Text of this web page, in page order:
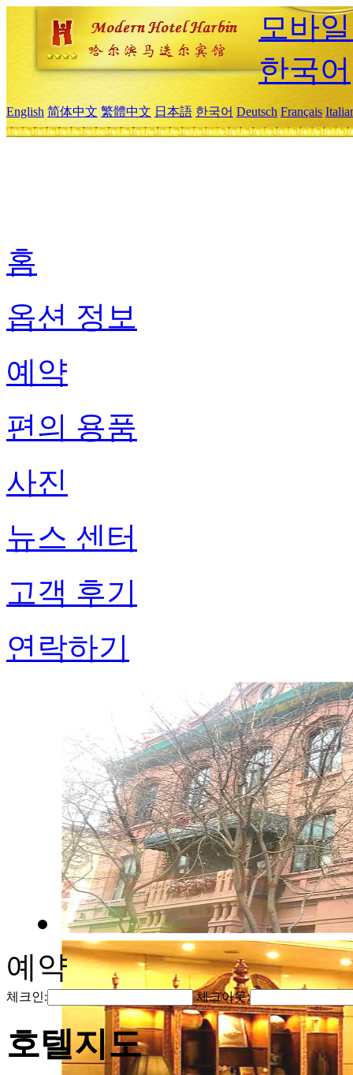
모바
한국어
English 简体中文 繁體中文 日本語 한국어 Deutsch Français
홈
옵션 정보
예약
편의 용품
사진
뉴스 센터
고객 후기
연락하기
예약
체크인: 체크아웃:
호텔지도